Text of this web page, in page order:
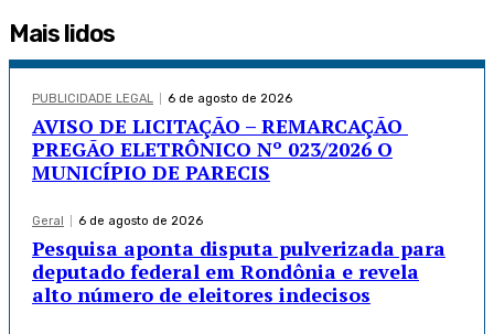
Mais lidos
PUBLICIDADE LEGAL 6 de agosto de 2026
AVISO DE LICITAÇÃO – REMARCAÇÃO
PREGÃO ELETRÔNICO Nº 023/2026 O
MUNICÍPIO DE PARECIS
Geral 6 de agosto de 2026
Pesquisa aponta disputa pulverizada para
deputado federal em Rondônia e revela
alto número de eleitores indecisos